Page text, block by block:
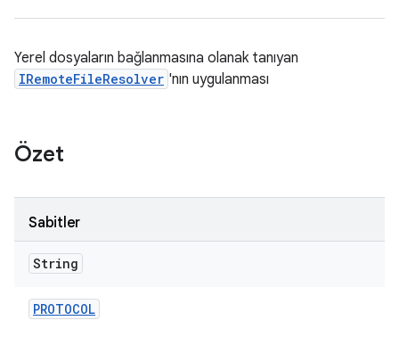
Yerel dosyaların bağlanmasına olanak tanıyan
IRemoteFileResolver 'nın uygulanması
Özet
Sabitler
String
PROTOCOL